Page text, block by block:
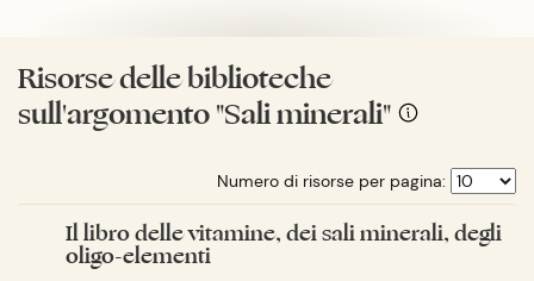
Risorse delle biblioteche
sull'argomento "Sali minerali"
Numero di risorse per pagina:
Il libro delle vitamine, dei sali minerali, degli
oligo-elementi